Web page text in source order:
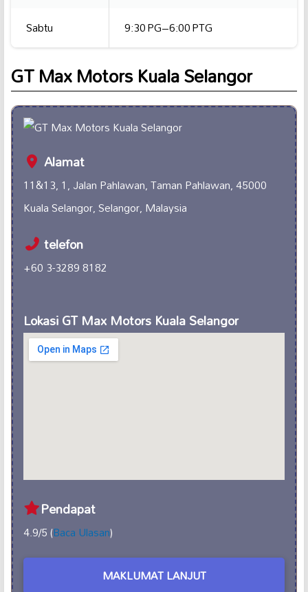
Sabtu
9:30 PG–6:00 PTG
GT Max Motors Kuala Selangor
Alamat
11&13, 1, Jalan Pahlawan, Taman Pahlawan, 45000
Kuala Selangor, Selangor, Malaysia
telefon
+60 3-3289 8182
Lokasi GT Max Motors Kuala Selangor
Pendapat
4.9/5 (Baca Ulasan)
MAKLUMAT LANJUT